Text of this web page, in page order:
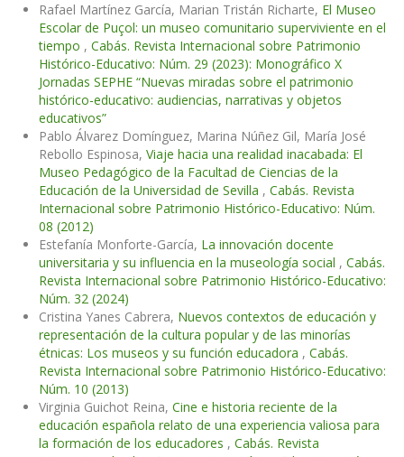
Rafael Martínez García, Marian Tristán Richarte, El Museo
Escolar de Puçol: un museo comunitario superviviente en el
tiempo , Cabás. Revista Internacional sobre Patrimonio
Histórico-Educativo: Núm. 29 (2023): Monográfico X
Jornadas SEPHE “Nuevas miradas sobre el patrimonio
histórico-educativo: audiencias, narrativas y objetos
educativos”
Pablo Álvarez Domínguez, Marina Núñez Gil, María José
Rebollo Espinosa, Viaje hacia una realidad inacabada: El
Museo Pedagógico de la Facultad de Ciencias de la
Educación de la Universidad de Sevilla , Cabás. Revista
Internacional sobre Patrimonio Histórico-Educativo: Núm.
08 (2012)
Estefanía Monforte-García, La innovación docente
universitaria y su influencia en la museología social , Cabás.
Revista Internacional sobre Patrimonio Histórico-Educativo:
Núm. 32 (2024)
Cristina Yanes Cabrera, Nuevos contextos de educación y
representación de la cultura popular y de las minorías
étnicas: Los museos y su función educadora , Cabás.
Revista Internacional sobre Patrimonio Histórico-Educativo:
Núm. 10 (2013)
Virginia Guichot Reina, Cine e historia reciente de la
educación española relato de una experiencia valiosa para
la formación de los educadores , Cabás. Revista